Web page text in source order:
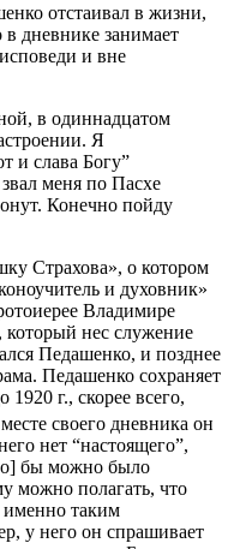
отстаивал в жизни,
в дневнике занимает
и вне
в одиннадцатом
Я
и слава Богу”
меня по Пасхе
Конечно пойду
Страхова», о котором
и духовник»
Владимире
который нес служение
Педашенко, и позднее
Педашенко сохраняет
г., скорее всего,
своего дневника он
нет “настоящего”,
бы можно было
можно полагать, что
именно таким
у него он спрашивает